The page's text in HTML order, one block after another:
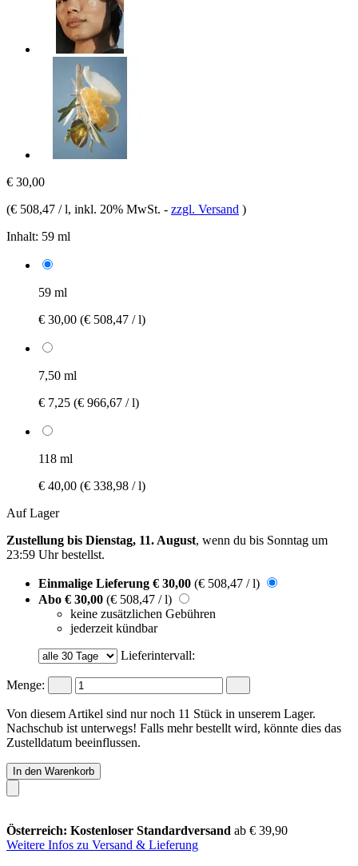
€ 30,00
(€ 508,47 / l, inkl. 20% MwSt. - zzgl. Versand )
Inhalt: 59 ml
59 ml
€ 30,00 (€ 508,47 / l)
7,50 ml
€ 7,25 (€ 966,67 / l)
118 ml
€ 40,00 (€ 338,98 / l)
Auf Lager
Zustellung bis Dienstag, 11. August, wenn du bis Sonntag um
23:59 Uhrbestellst.
Einmalige Lieferung € 30,00 (€ 508,47 / l)
Abo € 30,00 (€ 508,47 / l)
keine zusätzlichen Gebühren
jederzeit kündbar
Lieferintervall:
Menge:
Von diesem Artikel sind nur noch 11 Stück in unserem Lager.
Nachschub ist unterwegs! Falls mehr bestellt wird, könnte dies das
Zustelldatum beeinflussen.
In den Warenkorb
Österreich: Kostenloser Standardversand ab € 39,90
Weitere Infos zu Versand & Lieferung